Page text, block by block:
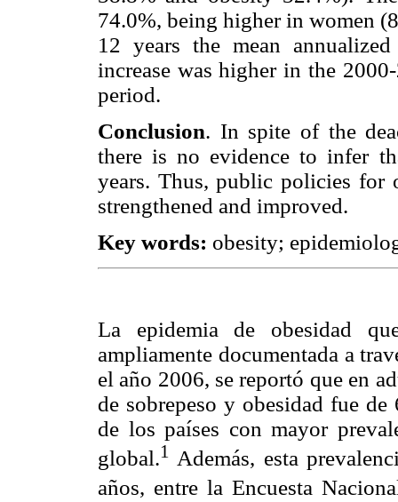
74.0%, being higher in women
12 years the mean
increase was higher in the
period.
Conclusion. In spite of the
there is no evidence to infer
years. Thus, public policies for
strengthened and improved.
Key words: obesity;
La epidemia de obesidad
ampliamente documentada a
el año 2006, se reportó que en
de sobrepeso y obesidad fue
de los países con mayor
global.1
Además, esta
años, entre la Encuesta